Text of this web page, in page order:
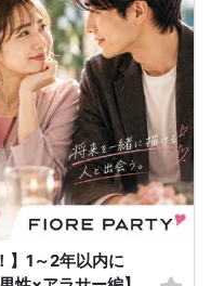
】1～2年以内に